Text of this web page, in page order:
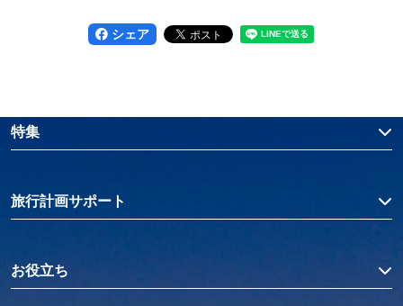
シェア
特集
旅行計画サポート
お役立ち